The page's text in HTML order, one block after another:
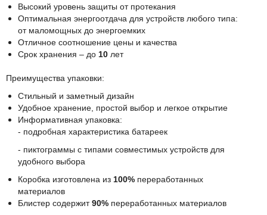
Высокий уровень защиты от протекания
Оптимальная энергоотдача для устройств любого типа:
от маломощных до энергоемких
Отличное соотношение цены и качества
Срок хранения – до 10 лет
Преимущества упаковки:
Стильный и заметный дизайн
Удобное хранение, простой выбор и легкое открытие
Информативная упаковка:
- подробная характеристика батареек
- пиктограммы с типами совместимых устройств для
удобного выбора
Коробка изготовлена из 100% переработанных
материалов
Блистер содержит90% переработанных материалов